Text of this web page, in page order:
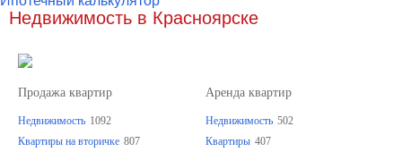
Недвижимость в Красноярске
Продажа квартир
Недвижимость 1092
Квартиры на вторичке 807
Аренда квартир
Недвижимость 502
Квартиры 407